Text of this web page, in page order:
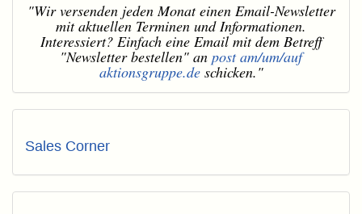
"Wir versenden jeden Monat einen Email-Newsletter
mit aktuellen Terminen und Informationen.
Interessiert? Einfach eine Email mit dem Betreff
"Newsletter bestellen" an post am/um/auf
aktionsgruppe.deschicken."
Sales Corner